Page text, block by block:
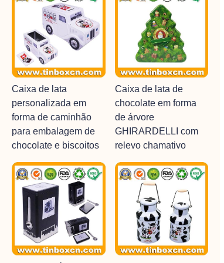
Caixa de lata
personalizada em
forma de caminhão
para embalagem de
chocolate e biscoitos
Caixa de lata de
chocolate em forma
de árvore
GHIRARDELLI com
relevo chamativo